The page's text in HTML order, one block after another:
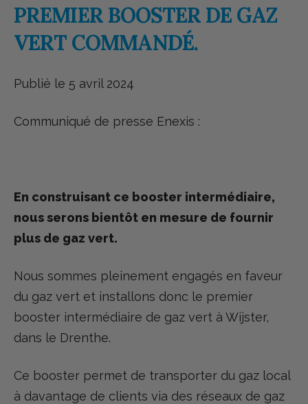
PREMIER BOOSTER DE GAZ
VERT COMMANDÉ.
Publié le 5 avril 2024
Communiqué de presse Enexis :
En construisant ce booster intermédiaire,
nous serons bientôt en mesure de fournir
plus de gaz vert.
Nous sommes pleinement engagés en faveur
du gaz vert et installons donc le premier
booster intermédiaire de gaz vert à Wijster,
dans le Drenthe.
Ce booster permet de transporter du gaz local
à davantage de clients via des réseaux de gaz